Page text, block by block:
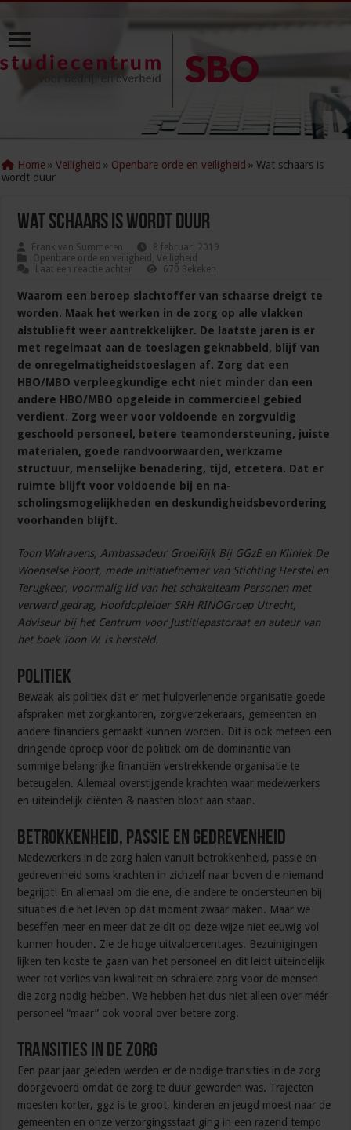
Home » Veiligheid » Openbare orde en veiligheid » Wat schaars is
wordt duur
Wat schaars is wordt duur
Frank van Summeren
8 februari 2019
Openbare orde en veiligheid ,Veiligheid
Laat een reactie achter
670 Bekeken
Waarom een beroep slachtoffer van schaarse dreigt te
worden. Maak het werken in de zorg op alle vlakken
alstublieft weer aantrekkelijker. De laatste jaren is er
met regelmaat aan de toeslagen geknabbeld, blijf van
de onregelmatigheidstoeslagen af. Zorg dat een
HBO/MBO verpleegkundige echt niet minder dan een
andere HBO/MBO opgeleide in commercieel gebied
verdient. Zorg weer voor voldoende en zorgvuldig
geschoold personeel, betere teamondersteuning, juiste
materialen, goede randvoorwaarden, werkzame
structuur, menselijke benadering, tijd, etcetera. Dat er
ruimte blijft voor voldoende bij en na-
scholingsmogelijkheden en deskundigheidsbevordering
voorhanden blijft.
Toon Walravens, Ambassadeur GroeiRijk Bij GGzE en Kliniek De
Woenselse Poort, mede initiatiefnemer van Stichting Herstel en
Terugkeer, voormalig lid van het schakelteam Personen met
verward gedrag, Hoofdopleider SRH RINOGroep Utrecht,
Adviseur bij het Centrum voor Justitiepastoraat en auteur van
het boek Toon W. is hersteld.
Politiek
Bewaak als politiek dat er met hulpverlenende organisatie goede
afspraken met zorgkantoren, zorgverzekeraars, gemeenten en
andere financiers gemaakt kunnen worden. Dit is ook meteen een
dringende oproep voor de politiek om de dominantie van
sommige belangrijke financiën verstrekkende organisatie te
beteugelen. Allemaal overstijgende krachten waar medewerkers
en uiteindelijk cliënten & naasten bloot aan staan.
Betrokkenheid, passie en gedrevenheid
Medewerkers in de zorg halen vanuit betrokkenheid, passie en
gedrevenheid soms krachten in zichzelf naar boven die niemand
begrijpt! En allemaal om die ene, die andere te ondersteunen bij
situaties die het leven op dat moment zwaar maken. Maar we
beseffen meer en meer dat ze dit op deze wijze niet eeuwig vol
kunnen houden. Zie de hoge uitvalpercentages. Bezuinigingen
lijken ten koste te gaan van het personeel en dit leidt uiteindelijk
weer tot verlies van kwaliteit en schralere zorg voor de mensen
die zorg nodig hebben. We hebben het dus niet alleen over méér
personeel “maar” ook vooral over betere zorg.
Transities in de zorg
Een paar jaar geleden werden er de nodige transities in de zorg
doorgevoerd omdat de zorg te duur geworden was. Trajecten
moesten korter, ggz is te groot, kinderen en jeugd moest naar de
gemeenten en onze verzorgingsstaat ging in een razend tempo